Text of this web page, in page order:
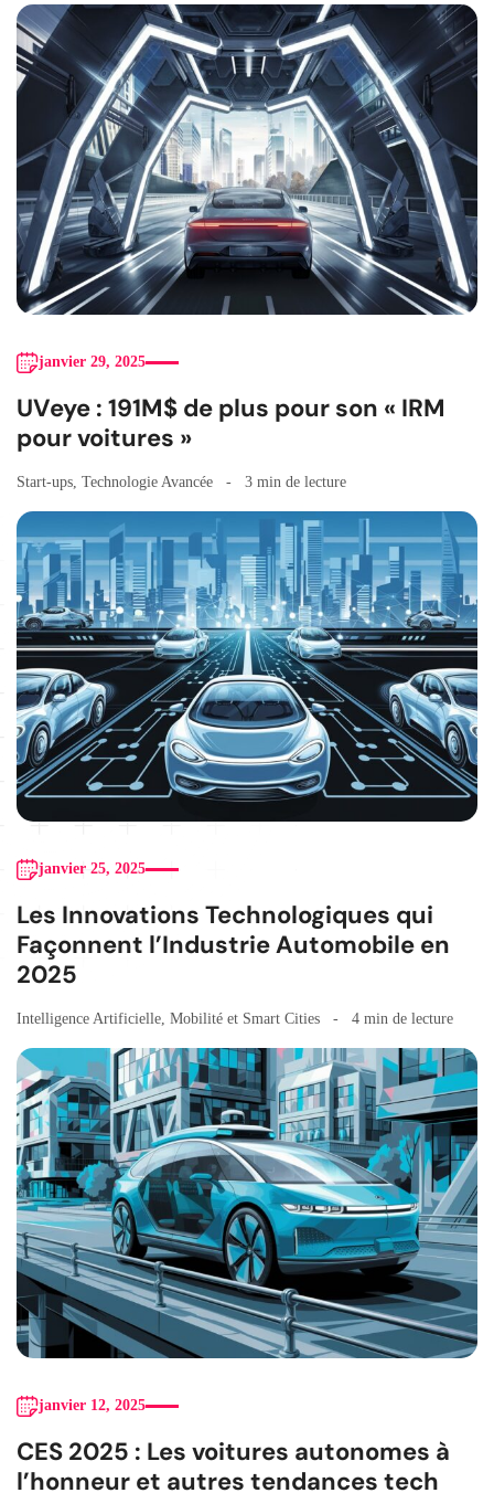
janvier 29, 2025
UVeye : 191M$ de plus pour son « IRM
pour voitures »
Start-ups, Technologie Avancée 3 min de lecture
janvier 25, 2025
Les Innovations Technologiques qui
Façonnent l’Industrie Automobile en
2025
Intelligence Artificielle, Mobilité et Smart Cities 4 min de lecture
janvier 12, 2025
CES 2025 : Les voitures autonomes à
l’honneur et autres tendances tech